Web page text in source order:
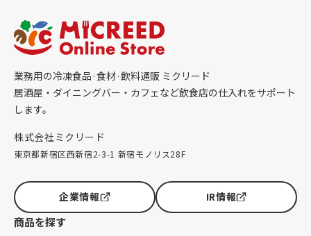
業務用の冷凍食品·食材·飲料通販 ミクリード
居酒屋・ダイニングバー・カフェなど飲食店の仕入れをサポート
します。
株式会社ミクリード
東京都新宿区西新宿2-3-1 新宿モノリス28F
企業情報 IR情報
商品を探す